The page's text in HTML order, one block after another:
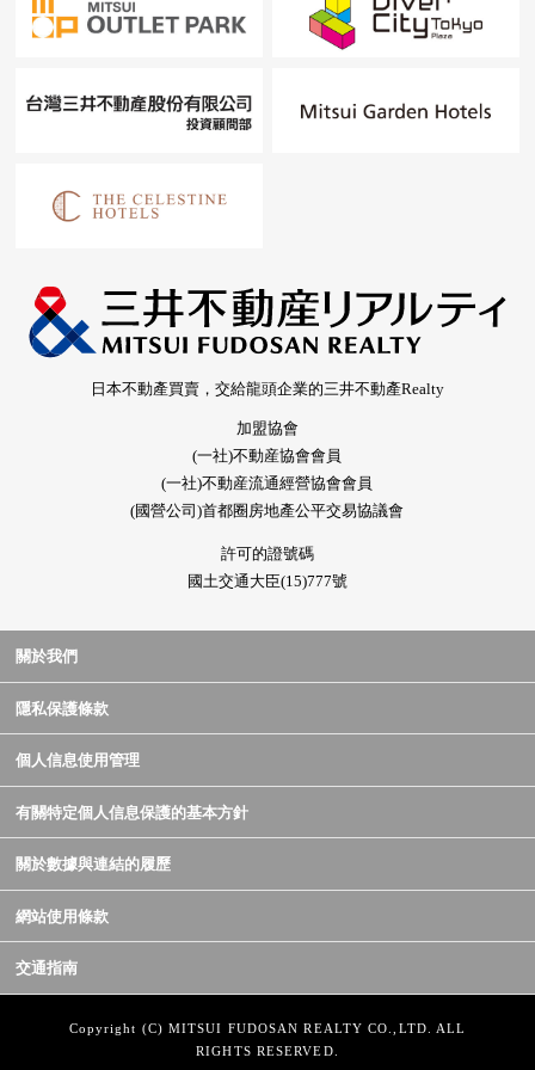
日本不動產買賣，交給龍頭企業的三井不動產Realty
加盟協會
(一社)不動産協會會員
(一社)不動産流通經營協會會員
(國營公司)首都圈房地產公平交易協議會
許可的證號碼
國土交通大臣(15)777號
關於我們
隱私保護條款
個人信息使用管理
有關特定個人信息保護的基本方針
關於數據與連結的履歷
網站使用條款
交通指南
Copyright (C) MITSUI FUDOSAN REALTY CO.,LTD. ALL
RIGHTS RESERVED.